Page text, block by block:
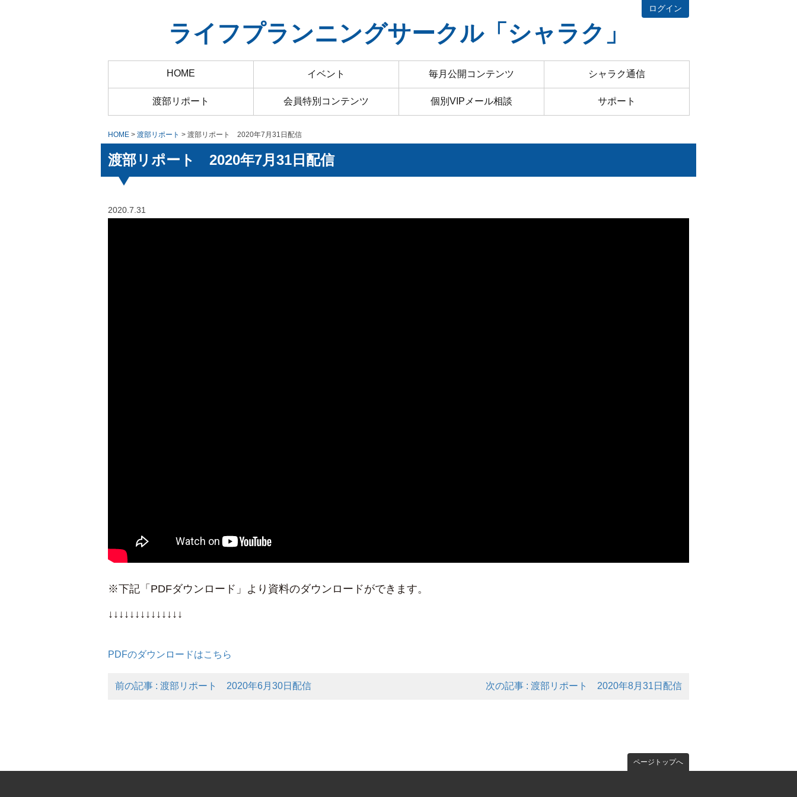
ライフプランニングサークル「シャラク」
ログイン
HOME イベント 毎月公開コンテンツ シャラク通信
渡部リポート 会員特別コンテンツ 個別VIPメール相談 サポート
HOME > 渡部リポート > 渡部リポート 2020年7月31日配信
渡部リポート 2020年7月31日配信
2020.7.31
※下記「PDFダウンロード」より資料のダウンロードができます。
↓↓↓↓↓↓↓↓↓↓↓↓↓↓
PDFのダウンロードはこちら
前の記事 : 渡部リポート 2020年6月30日配信 次の記事 : 渡部リポート 2020年8月31日配信
ページトップへ